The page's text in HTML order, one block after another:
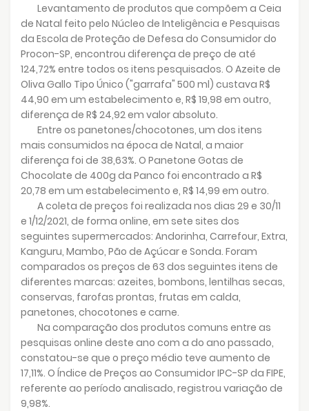
Levantamento de produtos que compõem a Ceia
de Natal feito pelo Núcleo de Inteligência e Pesquisas
da Escola de Proteção de Defesa do Consumidor do
Procon-SP, encontrou diferença de preço de até
124,72% entre todos os itens pesquisados. O Azeite de
Oliva Gallo Tipo Único ("garrafa" 500 ml) custava R$
44,90 em um estabelecimento e, R$ 19,98 em outro,
diferença de R$ 24,92 em valor absoluto.
Entre os panetones/chocotones, um dos itens
mais consumidos na época de Natal, a maior
diferença foi de 38,63%. O Panetone Gotas de
Chocolate de 400g da Panco foi encontrado a R$
20,78 em um estabelecimento e, R$ 14,99 em outro.
A coleta de preços foi realizada nos dias 29 e 30/11
e 1/12/2021, de forma online, em sete sites dos
seguintes supermercados: Andorinha, Carrefour, Extra,
Kanguru, Mambo, Pão de Açúcar e Sonda. Foram
comparados os preços de 63 dos seguintes itens de
diferentes marcas: azeites, bombons, lentilhas secas,
conservas, farofas prontas, frutas em calda,
panetones, chocotones e carne.
Na comparação dos produtos comuns entre as
pesquisas online deste ano com a do ano passado,
constatou-se que o preço médio teve aumento de
17,11%. O Índice de Preços ao Consumidor IPC-SP da FIPE,
referente ao período analisado, registrou variação de
9,98%.